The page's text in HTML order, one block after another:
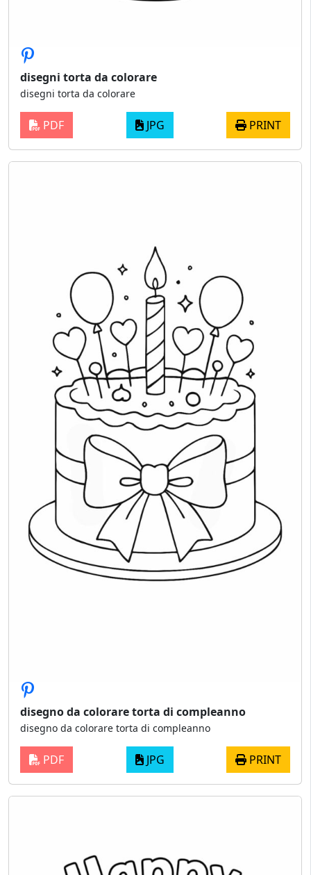
disegni torta da colorare
disegni torta da colorare
PDF JPG PRINT
disegno da colorare torta di compleanno
disegno da colorare torta di compleanno
PDF JPG PRINT